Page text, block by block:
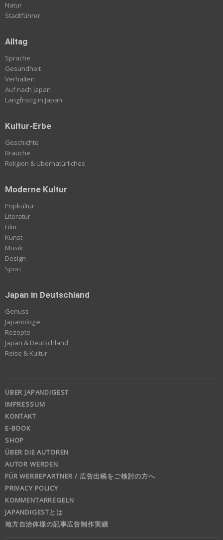
Natur
Stadtführer
Alltag
Sprache
Gesundheit
Verhalten
Auf nach Japan
Langfristig in Japan
Kultur-Erbe
Geschichte
Bräuche
Religion & Übernatürliches
Moderne Kultur
Popkultur
Literatur
Film
Kunst
Musik
Design
Sport
Japan in Deutschland
Genuss
Japanologie
Rezepte
Japan & Deutschland
Reise & Kultur
ÜBER JAPANDIGEST
IMPRESSUM
KONTAKT
E-BOOK
SHOP
ÜBER DIE AUTOREN
AUTOR WERDEN
FÜR WERBEPARTNER / 広告出稿をご検討の方へ
PRIVACY POLICY
KOMMENTARREGELN
JAPANDIGESTとは
地方自治体様の記事広告制作実績